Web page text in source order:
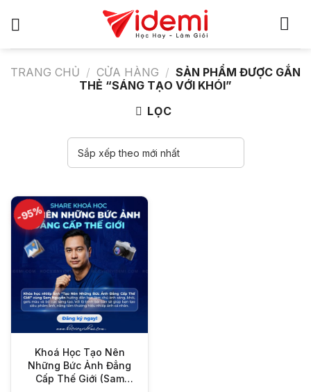
TRANG CHỦ / CỬA HÀNG / SẢN PHẨM ĐƯỢC GẮN
THẺ “SÁNG TẠO VỚI KHÓI”
LỌC
-95%
Khoá Học Tạo Nên
Những Bức Ảnh Đẳng
Cấp Thế Giới (Sam